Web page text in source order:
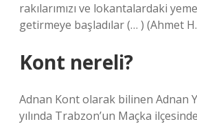
rakılarımızı ve lokantalardaki
getirmeye başladılar (… ) (Ahmet
Kont nereli?
Adnan Kont olarak bilinen Adnan
yılında Trabzon’un Maçka